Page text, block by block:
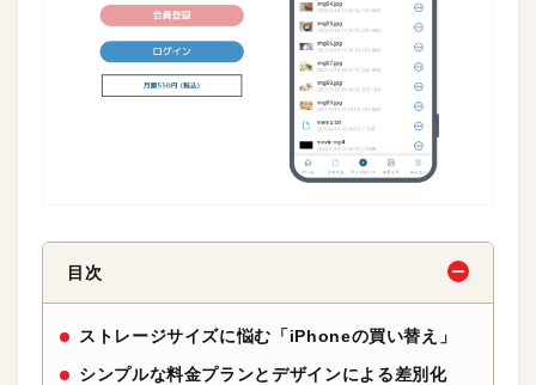
目次
ストレージサイズに悩む「iPhoneの買い替え」
シンプルな料金プランとデザインによる差別化